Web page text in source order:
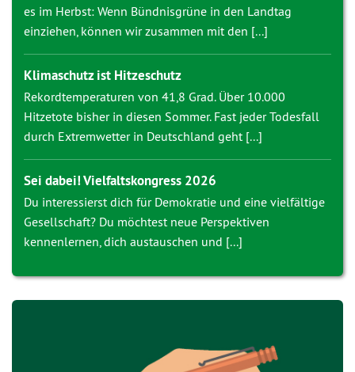
es im Herbst: Wenn Bündnisgrüne in den Landtag
einziehen, können wir zusammen mit den [...]
Klimaschutz ist Hitzeschutz
Rekordtemperaturen von 41,8 Grad. Über 10.000
Hitzetote bisher in diesen Sommer. Fast jeder Todesfall
durch Extremwetter in Deutschland geht [...]
Sei dabei! Vielfaltskongress 2026
Du interessierst dich für Demokratie und eine vielfältige
Gesellschaft? Du möchtest neue Perspektiven
kennenlernen, dich austauschen und [...]